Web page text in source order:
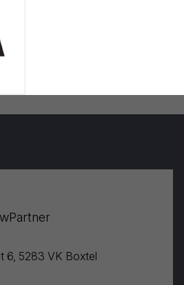
6, 5283 VK Boxtel